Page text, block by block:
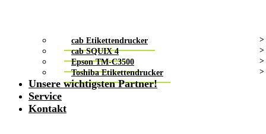
cab Etikettendrucker
cab SQUIX 4
Epson TM-C3500
Toshiba Etikettendrucker
Unsere wichtigsten Partner!
Service
Kontakt